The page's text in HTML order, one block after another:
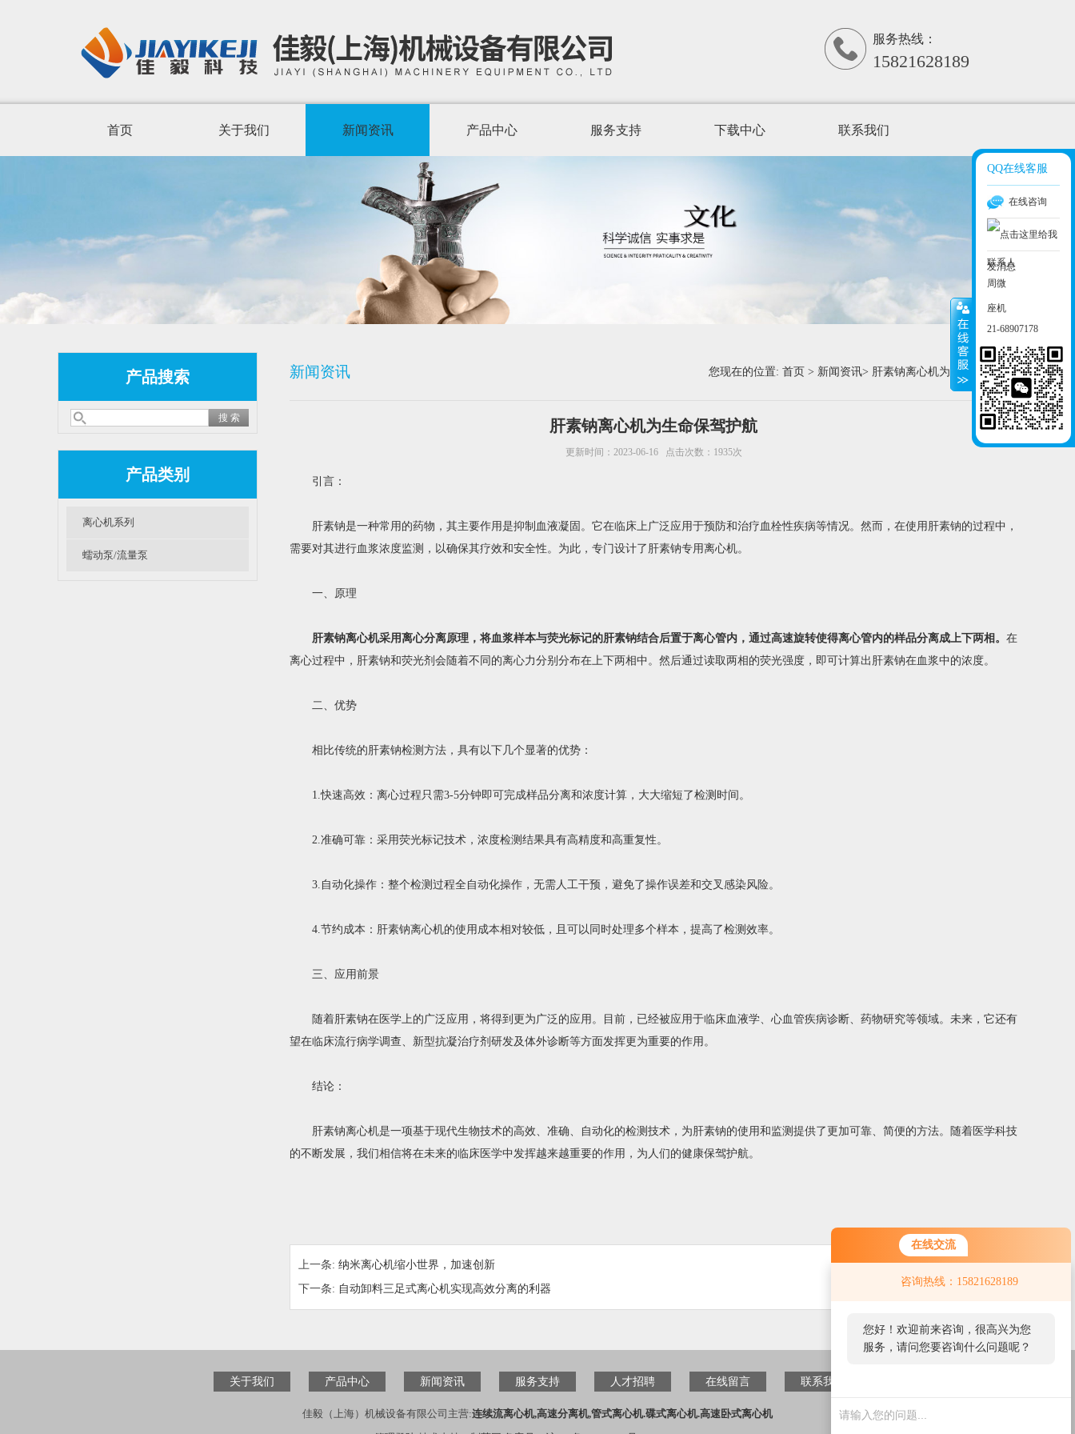
在线交流
咨询热线：15821628189
您好！欢迎前来咨询，很高兴为您
服务，请问您要咨询什么问题呢？
服务热线：
15821628189
首页 关于我们 新闻资讯 产品中心 服务支持 下载中心 联系我们
产品搜索
产品类别
离心机系列
蠕动泵/流量泵
新闻资讯 您现在的位置: 首页 > 新闻资讯> 肝素钠离心机为生命保驾护航
肝素钠离心机为生命保驾护航
更新时间：2023-06-16 点击次数：1935次
引言：
肝素钠是一种常用的药物，其主要作用是抑制血液凝固。它在临床上广泛应用于预防和治疗血栓性疾病等情况。然而，在使用肝素钠的过程中，
需要对其进行血浆浓度监测，以确保其疗效和安全性。为此，专门设计了肝素钠专用离心机。
一、原理
肝素钠离心机采用离心分离原理，将血浆样本与荧光标记的肝素钠结合后置于离心管内，通过高速旋转使得离心管内的样品分离成上下两相。 在
离心过程中，肝素钠和荧光剂会随着不同的离心力分别分布在上下两相中。然后通过读取两相的荧光强度，即可计算出肝素钠在血浆中的浓度。
二、优势
相比传统的肝素钠检测方法，具有以下几个显著的优势：
1.快速高效：离心过程只需3-5分钟即可完成样品分离和浓度计算，大大缩短了检测时间。
2.准确可靠：采用荧光标记技术，浓度检测结果具有高精度和高重复性。
3.自动化操作：整个检测过程全自动化操作，无需人工干预，避免了操作误差和交叉感染风险。
4.节约成本：肝素钠离心机的使用成本相对较低，且可以同时处理多个样本，提高了检测效率。
三、应用前景
随着肝素钠在医学上的广泛应用，将得到更为广泛的应用。目前，已经被应用于临床血液学、心血管疾病诊断、药物研究等领域。未来，它还有
望在临床流行病学调查、新型抗凝治疗剂研发及体外诊断等方面发挥更为重要的作用。
结论：
肝素钠离心机是一项基于现代生物技术的高效、准确、自动化的检测技术，为肝素钠的使用和监测提供了更加可靠、简便的方法。随着医学科技
的不断发展，我们相信将在未来的临床医学中发挥越来越重要的作用，为人们的健康保驾护航。
上一条: 纳米离心机缩小世界，加速创新
下一条: 自动卸料三足式离心机实现高效分离的利器
关于我们 产品中心 新闻资讯 服务支持 人才招聘 在线留言 联系我们
佳毅（上海）机械设备有限公司主营:连续流离心机,高速分离机,管式离心机.碟式离心机.高速卧式离心机
QQ在线客服
在线咨询
联系人
周微
座机
21-68907178